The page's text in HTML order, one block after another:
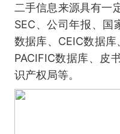
二手信息来源具有一
SEC、公司年报、国
数据库、CEIC数据库
PACIFIC数据库、皮
识产权局等。